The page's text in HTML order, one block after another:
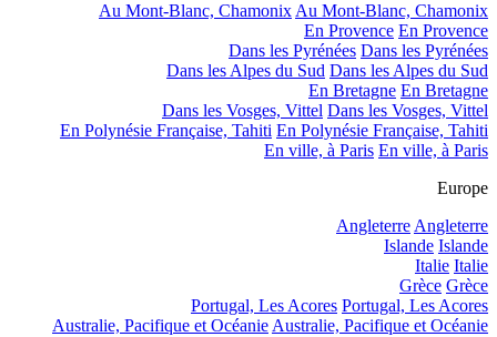
Au Mont-Blanc, ChamonixAu Mont-Blanc, Chamonix
En Provence En Provence
Dans les Pyrénées Dans les Pyrénées
Dans les Alpes du Sud Dans les Alpes du Sud
En Bretagne En Bretagne
Dans les Vosges, Vittel Dans les Vosges, Vittel
En Polynésie Française, Tahiti En Polynésie Française, Tahiti
En ville, à Paris En ville, à Paris
Europe
AngleterreAngleterre
Islande Islande
Italie Italie
Grèce Grèce
Portugal, Les Acores Portugal, Les Acores
Australie, Pacifique et OcéanieAustralie, Pacifique et Océanie